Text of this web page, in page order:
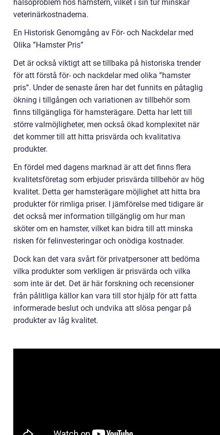
hälsoproblem hos hamstern, vilket i sin tur minskar
veterinärkostnaderna.
En Historisk Genomgång av För- och Nackdelar med
Olika ”Hamster Pris”
Det är också viktigt att se tillbaka på historiska trender
för att förstå för- och nackdelar med olika ”hamster
pris”. Under de senaste åren har det funnits en påtaglig
ökning i tillgången och variationen av tillbehör som
finns tillgängliga för hamsterägare. Detta har lett till
större valmöjligheter, men också ökad komplexitet när
det kommer till att hitta prisvärda och kvalitativa
produkter.
En fördel med dagens marknad är att det finns flera
kvalitetsföretag som erbjuder prisvärda tillbehör av hög
kvalitet. Detta ger hamsterägare möjlighet att hitta bra
produkter för rimliga priser. I jämförelse med tidigare är
det också mer information tillgänglig om hur man
sköter om en hamster, vilket kan bidra till att minska
risken för felinvesteringar och onödiga kostnader.
Dock kan det vara svårt för privatpersoner att bedöma
vilka produkter som verkligen är prisvärda och vilka
som inte är det. Det är här forskning och recensioner
från pålitliga källor kan vara till stor hjälp för att fatta
informerade beslut och undvika att slösa pengar på
produkter av låg kvalitet.